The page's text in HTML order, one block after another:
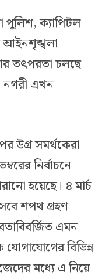
পুলিশ, ক্যাপিটল
আইনশৃঙ্খলা
তৎপরতা চলছে
নগরী এখন
উগ্র সমর্থকেরা
নির্বাচনে
হয়েছে। ৪ মার্চ
শপথ গ্রহণ
এমন
যোগাযোগের বিভিন্ন
মধ্যে এ নিয়ে